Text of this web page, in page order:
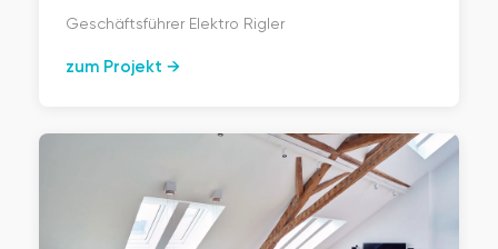
Geschäftsführer Elektro Rigler
zum Projekt →